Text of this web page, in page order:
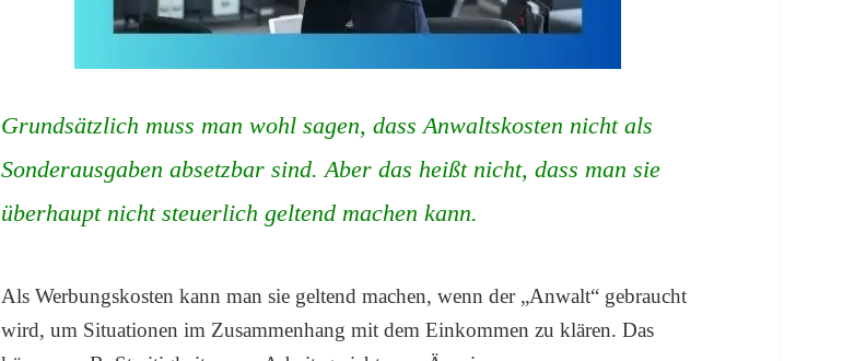
Grundsätzlich muss man wohl sagen, dass Anwaltskosten nicht als
Sonderausgaben absetzbar sind. Aber das heißt nicht, dass man sie
überhaupt nicht steuerlich geltend machen kann.
Als Werbungskosten kann man sie geltend machen, wenn der „Anwalt“ gebraucht
wird, um Situationen im Zusammenhang mit dem Einkommen zu klären. Das